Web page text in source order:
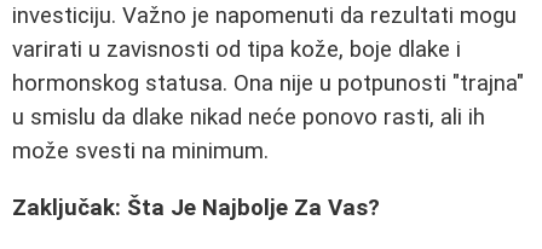
investiciju. Važno je napomenuti da rezultati mogu
varirati u zavisnosti od tipa kože, boje dlake i
hormonskog statusa. Ona nije u potpunosti "trajna"
u smislu da dlake nikad neće ponovo rasti, ali ih
može svesti na minimum.
Zaključak: Šta Je Najbolje Za Vas?